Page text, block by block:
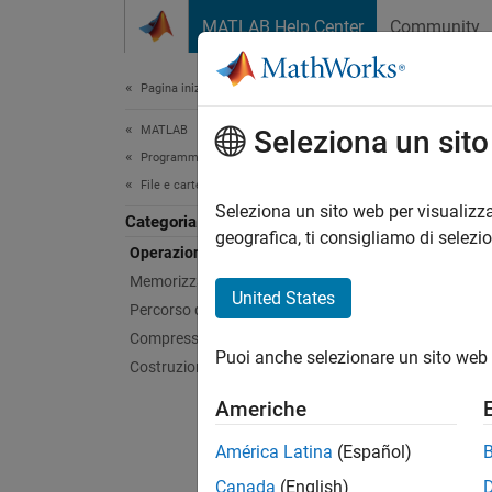
MATLAB Help Center Community
Pagina iniziale della documentazione
MATLAB
Programmazione
File e cartelle
Categoria
Operazioni sui file
Memorizzazione di file nel cloud
Percorso di ricerca
Compressione del file
Costruzione del nome del file
Seleziona un
Seleziona un sito web per
geografica, ti consigliamo di
United States
Puoi anche selezionare un sito
Americhe
América Latina (Español)
Canada (English)